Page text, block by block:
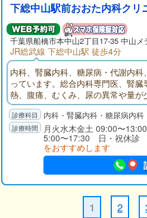
下総中山駅前おおた内科クリ
千葉県船橋市本中山2丁目17-35 中山
JR総武線 下総中山駅 徒歩4分
内科、腎臓内科、糖尿病・代謝内
っています。総合内科専門医、腎
熱、腹痛、むくみ、尿の異常や量
症状の診療を行います。透析治療
内科・腎臓内科・糖尿病内
月火水木金土 09:00〜
5:00〜17:30 日・祝休診
をおすすめします
1 2